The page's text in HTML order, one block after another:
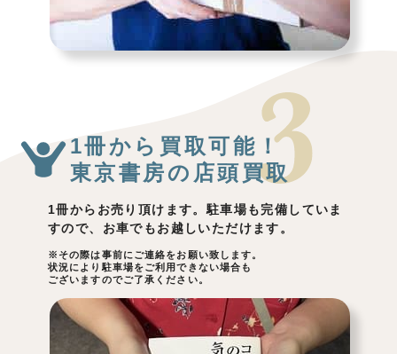
1冊から買取可能！
東京書房の店頭買取
1冊からお売り頂けます。駐車場も完備していま
すので、お車でもお越しいただけます。
※その際は事前にご連絡をお願い致します。
状況により駐車場をご利用できない場合も
ございますのでご了承ください。